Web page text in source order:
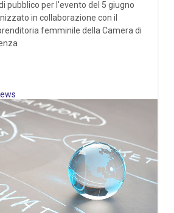
pubblico per l'evento del 5 giugno
in collaborazione con il
femminile della Camera di